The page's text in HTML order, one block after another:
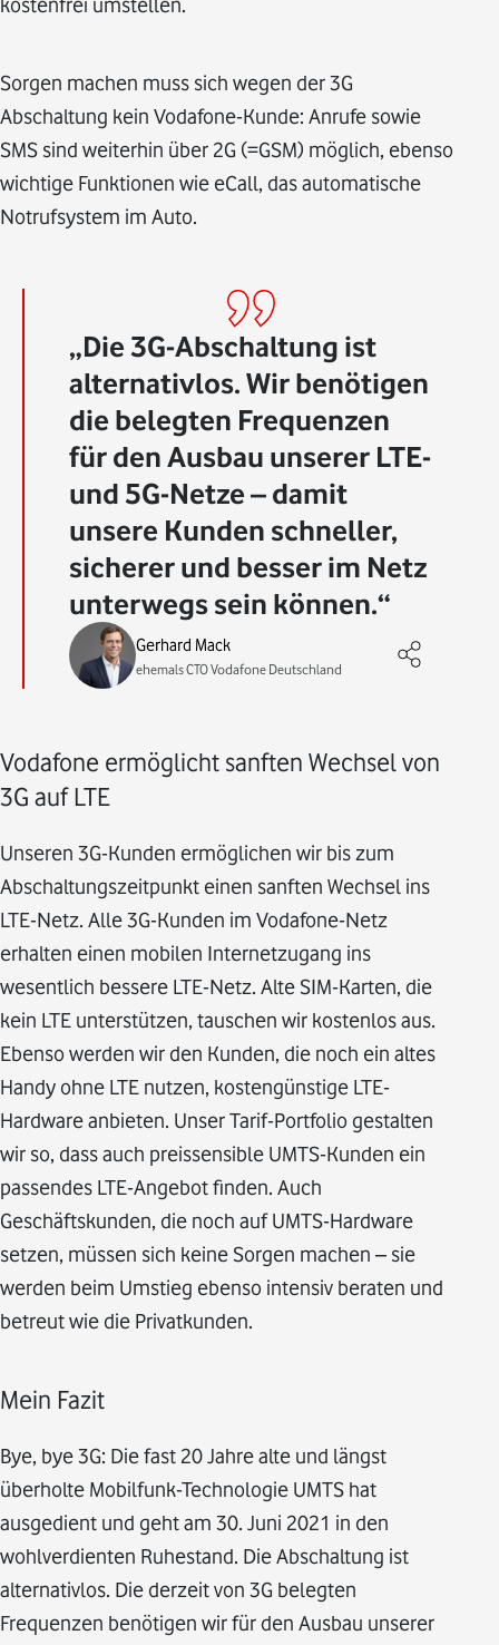
Sorgen machen muss sich wegen der 3G
Abschaltung kein Vodafone-Kunde: Anrufe sowie
SMS sind weiterhin über 2G (=GSM) möglich, ebenso
wichtige Funktionen wie eCall, das automatische
Notrufsystem im Auto.
Die 3G-Abschaltung ist
alternativlos. Wir benötigen
die belegten Frequenzen
für den Ausbau unserer LTE-
und 5G-Netze – damit
unsere Kunden schneller,
sicherer und besser im Netz
unterwegs sein können.
Gerhard Mack
ehemals CTO Vodafone Deutschland
Vodafone ermöglicht sanften Wechsel von
3G auf LTE
Unseren 3G-Kunden ermöglichen wir bis zum
Abschaltungszeitpunkt einen sanften Wechsel ins
LTE-Netz. Alle 3G-Kunden im Vodafone-Netz
erhalten einen mobilen Internetzugang ins
wesentlich bessere LTE-Netz. Alte SIM-Karten, die
kein LTE unterstützen, tauschen wir kostenlos aus.
Ebenso werden wir den Kunden, die noch ein altes
Handy ohne LTE nutzen, kostengünstige LTE-
Hardware anbieten. Unser Tarif-Portfolio gestalten
wir so, dass auch preissensible UMTS-Kunden ein
passendes LTE-Angebot finden. Auch
Geschäftskunden, die noch auf UMTS-Hardware
setzen, müssen sich keine Sorgen machen – sie
werden beim Umstieg ebenso intensiv beraten und
betreut wie die Privatkunden.
Mein Fazit
Bye, bye 3G: Die fast 20 Jahre alte und längst
überholte Mobilfunk-Technologie UMTS hat
ausgedient und geht am 30. Juni 2021 in den
wohlverdienten Ruhestand. Die Abschaltung ist
alternativlos. Die derzeit von 3G belegten
Frequenzen benötigen wir für den Ausbau unserer